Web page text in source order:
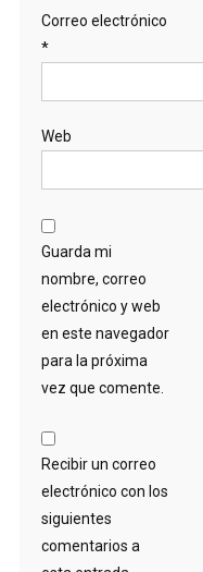
Correo electrónico
*
Web
Guarda mi
nombre, correo
electrónico y web
en este navegador
para la próxima
vez que comente.
Recibir un correo
electrónico con los
siguientes
comentarios a